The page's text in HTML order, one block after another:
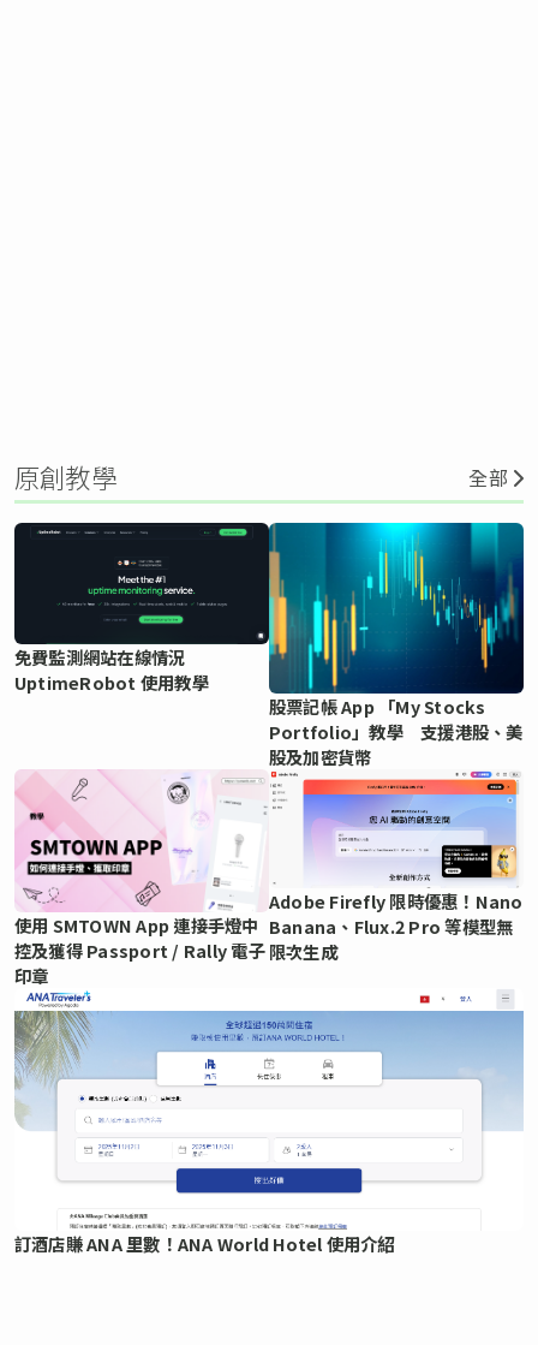
原創教學 全部
免費監測網站在線情況
UptimeRobot 使用教學
股票記帳 App 「My Stocks
Portfolio」教學 支援港股、美
股及加密貨幣
使用 SMTOWN App 連接手燈中
控及獲得 Passport / Rally 電子
印章
Adobe Firefly 限時優惠！Nano
Banana、Flux.2 Pro 等模型無
限次生成
訂酒店賺 ANA 里數！ANA World Hotel 使用介紹